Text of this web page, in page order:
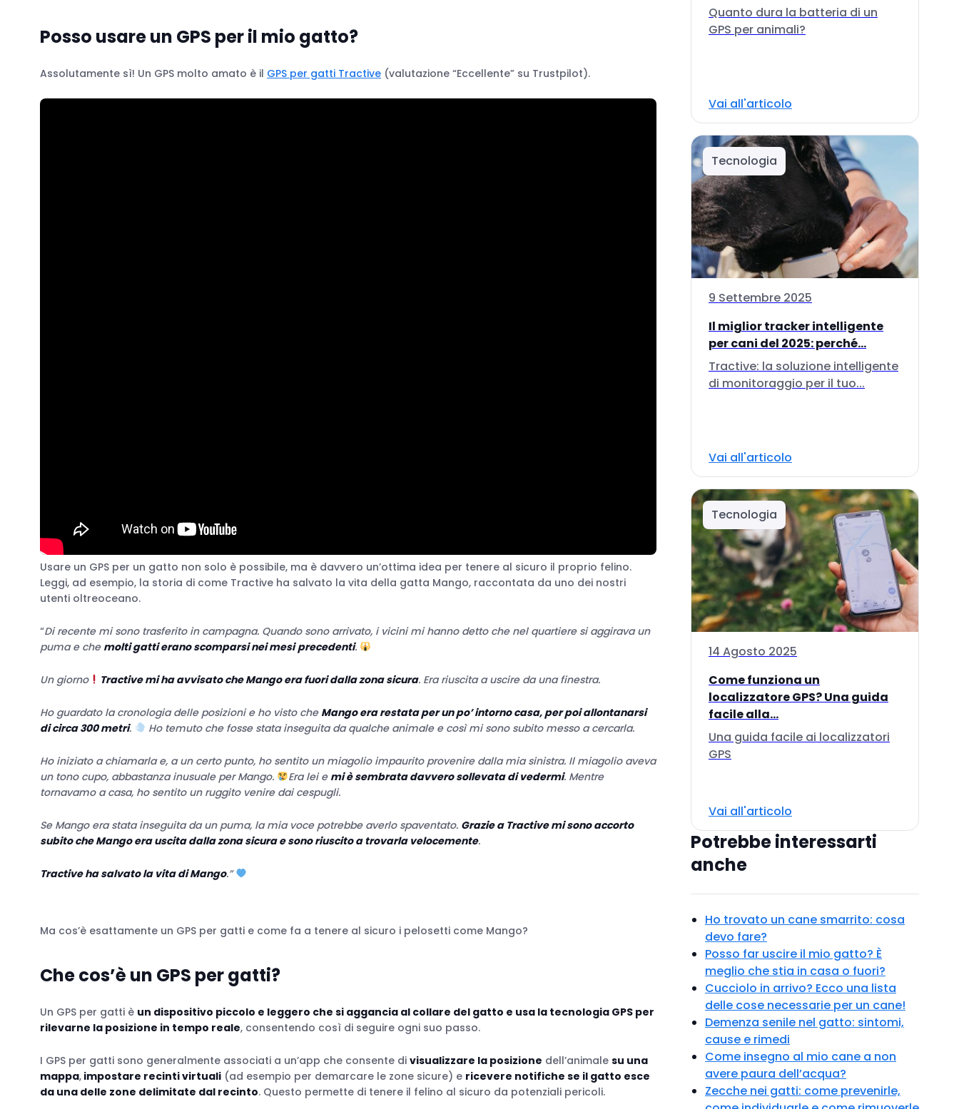
Posso usare un GPS per il mio gatto?
Assolutamente sì! Un GPS molto amato è il GPS per gatti Tractive (valutazione “Eccellente” su Trustpilot).
Usare un GPS per un gatto non solo è possibile, ma è davvero un’ottima idea per tenere al sicuro il proprio felino.
Leggi, ad esempio, la storia di come Tractive ha salvato la vita della gatta Mango, raccontata da uno dei nostri
utenti oltreoceano.
“Di recente mi sono trasferito in campagna. Quando sono arrivato, i vicini mi hanno detto che nel quartiere si aggirava un
puma e che molti gatti erano scomparsi nei mesi precedenti.
Un giorno Tractive mi ha avvisato che Mango era fuori dalla zona sicura. Era riuscita a uscire da una finestra.
Ho guardato la cronologia delle posizioni e ho visto che Mango era restata per un po’ intorno casa, per poi allontanarsi
di circa 300 metri. Ho temuto che fosse stata inseguita da qualche animale e così mi sono subito messo a cercarla.
Ho iniziato a chiamarla e, a un certo punto, ho sentito un miagolio impaurito provenire dalla mia sinistra. Il miagolio aveva
un tono cupo, abbastanza inusuale per Mango.
Era lei e mi è sembrata davvero sollevata di vedermi. Mentre
tornavamo a casa, ho sentito un ruggito venire dai cespugli.
Se Mango era stata inseguita da un puma, la mia voce potrebbe averlo spaventato. Grazie a Tractive mi sono accorto
subito che Mango era uscita dalla zona sicura e sono riuscito a trovarla velocemente.
Tractive ha salvato la vita di Mango.”
Ma cos’è esattamente un GPS per gatti e come fa a tenere al sicuro i pelosetti come Mango?
Che cos’è un GPS per gatti?
Un GPS per gatti è un dispositivo piccolo e leggero che si aggancia al collare del gatto e usa la tecnologia GPS per
rilevarne la posizione in tempo reale, consentendo così di seguire ogni suo passo.
I GPS per gatti sono generalmente associati a un’app che consente di visualizzare la posizione dell’animale su una
mappa, impostare recinti virtuali (ad esempio per demarcare le zone sicure) e ricevere notifiche se il gatto esce
da una delle zone delimitate dal recinto. Questo permette di tenere il felino al sicuro da potenziali pericoli.
Quanto dura la batteria di un
GPS per animali?
Vai all'articolo
Tecnologia
9 Settembre 2025
Il miglior tracker intelligente
per cani del 2025: perché...
Tractive: la soluzione intelligente
di monitoraggio per il tuo...
Vai all'articolo
Tecnologia
14 Agosto 2025
Come funziona un
localizzatore GPS? Una guida
facile alla...
Una guida facile ai localizzatori
GPS
Vai all'articolo
Potrebbe interessarti
anche
Ho trovato un cane smarrito: cosa
devo fare?
Posso far uscire il mio gatto? È
meglio che stia in casa o fuori?
Cucciolo in arrivo? Ecco una lista
delle cose necessarie per un cane!
Demenza senile nel gatto: sintomi,
cause e rimedi
Come insegno al mio cane a non
avere paura dell’acqua?
Zecche nei gatti: come prevenirle,